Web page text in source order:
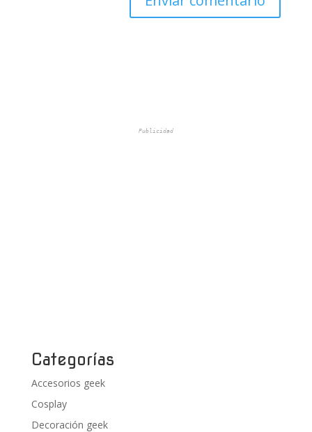
Publicidad
Categorías
Accesorios geek
Cosplay
Decoración geek